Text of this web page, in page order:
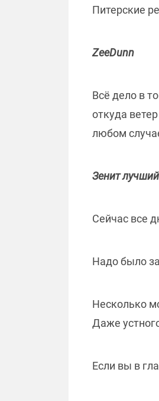
Питерские
ZeeDunn
Всё дело в
откуда
любом
Зенит
Сейчас все
Надо было
Несколько
Даже
Если вы в